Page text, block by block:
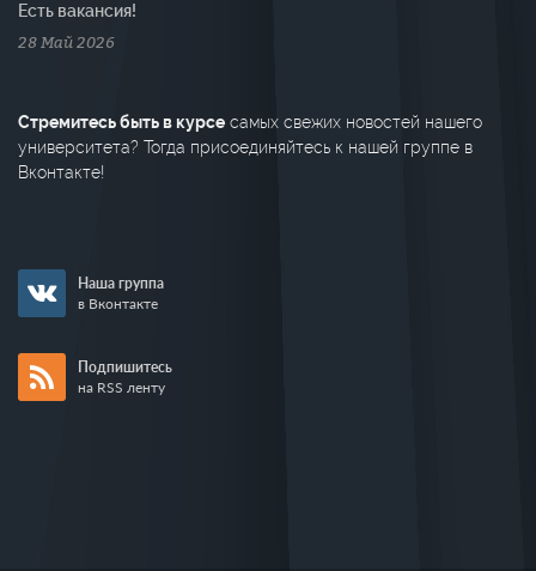
Есть вакансия!
28 Май 2026
Стремитесь быть в курсе самых свежих новостей нашего
университета? Тогда присоединяйтесь к нашей группе в
Вконтакте!
Наша группа
в Вконтакте
Подпишитесь
на RSS ленту